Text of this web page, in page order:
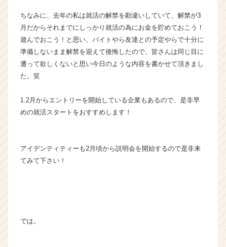
ちなみに、去年の私は就活の解禁を勘違いしていて、解禁が3
月だからそれまでにしっかり就活の為にお金を貯めておこう！
遊んでおこう！と思い、バイトやら友達との予定やらで十分に
準備しないまま解禁を迎えて後悔したので、皆さんは同じ目に
遭って欲しくないと思い今日のような内容を書かせて頂きまし
た。笑
1.2月からエントリーを開始している企業もあるので、是非早
めの就活スタートをおすすめします！
アイデンティティーも2月頃から説明会を開始するので是非来
てみて下さい！
では。